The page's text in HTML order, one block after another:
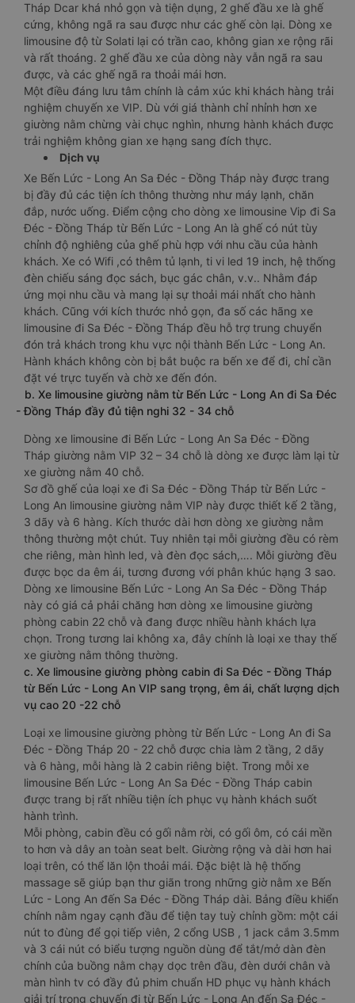
Tháp Dcar khá nhỏ gọn và tiện dụng, 2 ghế đầu xe là ghế
cứng, không ngã ra sau được như các ghế còn lại. Dòng xe
limousine độ từ Solati lại có trần cao, không gian xe rộng rãi
và rất thoáng. 2 ghế đầu xe của dòng này vẫn ngã ra sau
được, và các ghế ngã ra thoải mái hơn.
Một điều đáng lưu tâm chính là cảm xúc khi khách hàng trải
nghiệm chuyến xe VIP. Dù với giá thành chỉ nhỉnh hơn xe
giường nằm chừng vài chục nghìn, nhưng hành khách được
trải nghiệm không gian xe hạng sang đích thực.
Dịch vụ
Xe Bến Lức - Long An Sa Đéc - Đồng Tháp này được trang
bị đầy đủ các tiện ích thông thường như máy lạnh, chăn
đắp, nước uống. Điểm cộng cho dòng xe limousine Vip đi Sa
Đéc - Đồng Tháp từ Bến Lức - Long An là ghế có nút tùy
chỉnh độ nghiêng của ghế phù hợp với nhu cầu của hành
khách. Xe có Wifi ,có thêm tủ lạnh, ti vi led 19 inch, hệ thống
đèn chiếu sáng đọc sách, bục gác chân, v.v.. Nhằm đáp
ứng mọi nhu cầu và mang lại sự thoải mái nhất cho hành
khách. Cũng với kích thước nhỏ gọn, đa số các hãng xe
limousine đi Sa Đéc - Đồng Tháp đều hỗ trợ trung chuyển
đón trả khách trong khu vực nội thành Bến Lức - Long An.
Hành khách không còn bị bắt buộc ra bến xe để đi, chỉ cần
đặt vé trực tuyến và chờ xe đến đón.
b. Xe limousine giường nằm từ Bến Lức - Long An đi Sa Đéc
- Đồng Tháp đầy đủ tiện nghi 32 - 34 chỗ
Dòng xe limousine đi Bến Lức - Long An Sa Đéc - Đồng
Tháp giường nằm VIP 32 – 34 chỗ là dòng xe được làm lại từ
xe giường nằm 40 chỗ.
Sơ đồ ghế của loại xe đi Sa Đéc - Đồng Tháp từ Bến Lức -
Long An limousine giường nằm VIP này được thiết kế 2 tầng,
3 dãy và 6 hàng. Kích thước dài hơn dòng xe giường nằm
thông thường một chút. Tuy nhiên tại mỗi giường đều có rèm
che riêng, màn hình led, và đèn đọc sách,…. Mỗi giường đều
được bọc da êm ái, tương đương với phân khúc hạng 3 sao.
Dòng xe limousine Bến Lức - Long An Sa Đéc - Đồng Tháp
này có giá cả phải chăng hơn dòng xe limousine giường
phòng cabin 22 chỗ và đang được nhiều hành khách lựa
chọn. Trong tương lai không xa, đây chính là loại xe thay thế
xe giường nằm thông thường.
c. Xe limousine giường phòng cabin đi Sa Đéc - Đồng Tháp
từ Bến Lức - Long An VIP sang trọng, êm ái, chất lượng dịch
vụ cao 20 -22 chỗ
Loại xe limousine giường phòng từ Bến Lức - Long An đi Sa
Đéc - Đồng Tháp 20 - 22 chỗ được chia làm 2 tầng, 2 dãy
và 6 hàng, mỗi hàng là 2 cabin riêng biệt. Trong mỗi xe
limousine Bến Lức - Long An Sa Đéc - Đồng Tháp cabin
được trang bị rất nhiều tiện ích phục vụ hành khách suốt
hành trình.
Mỗi phòng, cabin đều có gối nằm rời, có gối ôm, có cái mền
to hơn và dây an toàn seat belt. Giường rộng và dài hơn hai
loại trên, có thể lăn lộn thoải mái. Đặc biệt là hệ thống
massage sẽ giúp bạn thư giãn trong những giờ nằm xe Bến
Lức - Long An đến Sa Đéc - Đồng Tháp dài. Bảng điều khiển
chính nằm ngay cạnh đầu để tiện tay tuỳ chỉnh gồm: một cái
nút to đùng để gọi tiếp viên, 2 cổng USB , 1 jack cắm 3.5mm
và 3 cái nút có biểu tượng nguồn dùng để tắt/mở dàn đèn
chính của buồng nằm chạy dọc trên đầu, đèn dưới chân và
màn hình tv có đầy đủ phim chuẩn HD phục vụ hành khách
giải trí trong chuyến đi từ Bến Lức - Long An đến Sa Đéc -